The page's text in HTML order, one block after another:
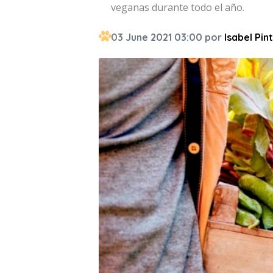
veganas durante todo el año.
03 June 2021 03:00 por Isabel